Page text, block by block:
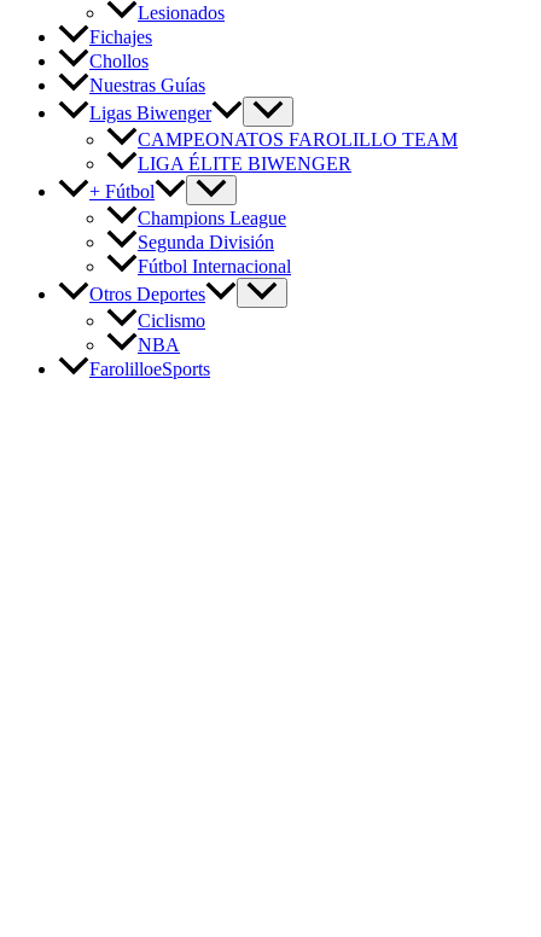
Lesionados
Fichajes
Chollos
Nuestras Guías
Ligas Biwenger
CAMPEONATOS FAROLILLO TEAM
LIGA ÉLITE BIWENGER
+ Fútbol
Champions League
Segunda División
Fútbol Internacional
Otros Deportes
Ciclismo
NBA
FarolilloeSports